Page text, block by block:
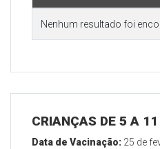
Nenhum resultado foi
CRIANÇAS DE 5 A
Data de Vacinação: 25 de